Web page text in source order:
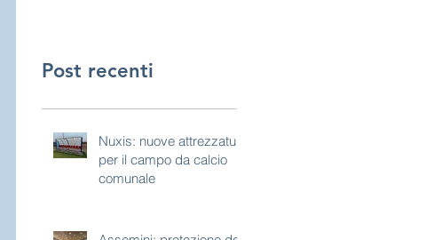
Post recenti
Nuxis: nuove attrezzature
per il campo da calcio
comunale